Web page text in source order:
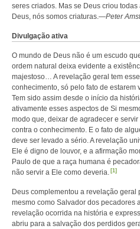
seres criados. Mas se Deus criou
Deus, nós somos criaturas.—Peter
Divulgação ativa
O mundo de Deus não é um escudo
ordem natural deixa evidente a
majestoso… A revelação geral tem
conhecimento, só pelo fato de estarem
Tem sido assim desde o início da
ativamente esses aspectos de Si
modo que, deixar de agradecer e
contra o conhecimento. E o fato de
deve ser levado a sério. A revelação
Ele é digno de louvor, e a afirmação
Paulo de que a raça humana é
não servir a Ele como deveria. [1]
Deus complementou a revelação geral
mesmo como Salvador dos pecadores
revelação ocorrida na história e
abriu para a salvação dos perdidos